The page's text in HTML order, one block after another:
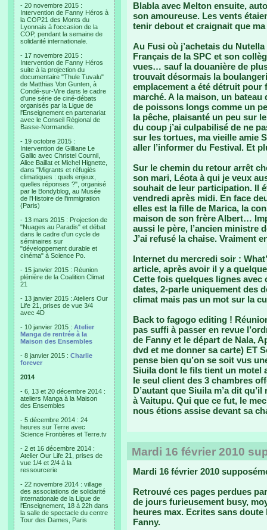
- 20 novembre 2015 :
Intervention de Fanny Héros à
la COP21 des Monts du
Lyonnais à l'occasion de la
COP, pendant la semaine de
solidarité internationale.
- 17 novembre 2015 :
Intervention de Fanny Héros
suite à la projection du
documentaire "Thule Tuvalu"
de Matthias Von Gunten, à
Condé-sur-Vire dans le cadre
d'une série de ciné-débats
organisés par la Ligue de
l'Enseignement en partenariat
avec le Conseil Régional de
Basse-Normandie.
- 19 octobre 2015 :
Intervention de Gilliane Le
Gallic avec Christel Cournil,
Alice Baillat et Michel Hignette,
dans "Migrants et réfugiés
climatiques : quels enjeux,
quelles réponses ?", organisé
par le Bondyblog, au Musée
de l'Histoire de l'immigration
(Paris)
- 13 mars 2015 : Projection de
"Nuages au Paradis" et débat
dans le cadre d'un cycle de
séminaires sur
"développement durable et
cinéma" à Science Po.
- 15 janvier 2015 : Réunion
plénière de la Coalition Climat
21
- 13 janvier 2015 : Ateliers Our
Life 21, prises de vue 3/4
avec 4D
- 10 janvier 2015 : Atelier
Manga de rentrée à la
Maison des Ensembles
- 8 janvier 2015 : Charlie
forever
2014
- 6, 13 et 20 décembre 2014 :
ateliers Manga à la Maison
des Ensembles
- 5 décembre 2014 : 24
heures sur Terre avec
Science Frontières et Terre.tv
- 2 et 16 décembre 2014 :
Atelier Our Life 21, prises de
vue 1/4 et 2/4 à la
ressourcerie
- 22 novembre 2014 : village
des associations de solidarité
internationale de la Ligue de
l'Enseignement, 18 à 22h dans
la salle de spectacle du centre
Tour des Dames, Paris
Blabla avec Melton ensuite,
son amoureuse. Les vents
tenir debout et craignait que
Au Fusi où j’achetais du
Français de la SPC et son
vues… sauf la douanière de
trouvait désormais la
emplacement a été détruit pour
marché. A la maison, un
de poissons longs comme un
la pêche, plaisanté un peu sur
du coup j’ai culpabilisé de ne
sur les tortues, ma vieille amie
aller l’informer du Festival. Et
Sur le chemin du retour arrêt
son mari, Léota à qui je veux
souhait de leur participation. Il
vendredi après midi. En face
elles est la fille de Marica, la
maison de son frère Albert…
aussi le père, l’ancien ministre
J’ai refusé la chaise. Vraiment
Internet du mercredi soir :
article, après avoir il y a
Cette fois quelques lignes avec
dates, 2-parle uniquement des
climat mais pas un mot sur la
Back to fagogo editing !
pas suffi à passer en revue
de Fanny et le départ de Nala,
dvd et me donner sa carte) ET
pense bien qu’on se soit vus
Siuila dont le fils tient un motel
le seul client des 3 chambres
D’autant que Siuila m’a dit
à Vaitupu. Qui que ce fut, le
nous étions assise devant sa
Mardi 16 février 2010
Mardi 16 février 2010
Retrouvé ces pages perdues
de jours furieusement busy,
heures max. Ecrites sans doute
Fanny.